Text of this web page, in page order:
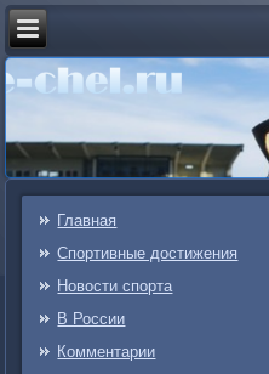
Главная
Спортивные достижения
Новости спорта
В России
Комментарии